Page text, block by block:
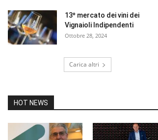
13º mercato dei vini dei
Vignaioli Indipendenti
Ottobre 28, 2024
Carica altri
HOT NEWS